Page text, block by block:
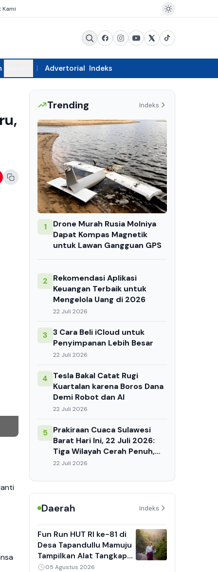
Kami
Advertorial Indeks
Trending Indeks
1
Drone Murah Rusia Molniya
Dapat Kompas Magnetik
untuk Lawan Gangguan GPS
2 Rekomendasi Aplikasi
Keuangan Terbaik untuk
Mengelola Uang di 2026
22 Juli 2026
3
3 Cara Beli iCloud untuk
Penyimpanan Lebih Besar
22 Juli 2026
4 Tesla Bakal Catat Rugi
Kuartalan karena Boros Dana
Demi Robot dan AI
22 Juli 2026
5 Prakiraan Cuaca Sulawesi
Barat Hari Ini, 22 Juli 2026:
Tiga Wilayah Cerah Penuh,
Suhu Capai 32°C, Waspada
22 Juli 2026
Daerah Indeks
Fun Run HUT RI ke-81 di
Desa Tapandullu Mamuju
Tampilkan Alat Tangkap
Nelayan Tradisional,
05 Agustus 2026